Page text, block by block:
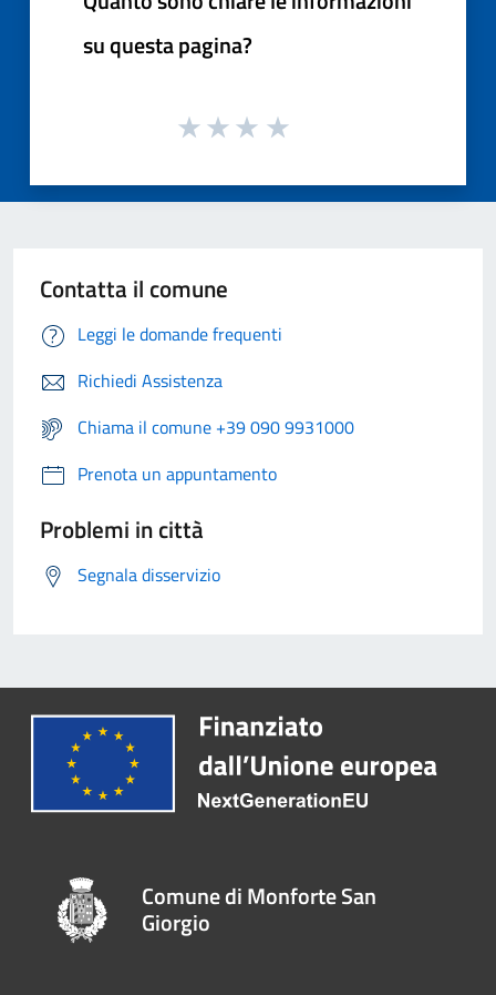
su questa pagina?
Contatta il comune
Leggi le domande frequenti
Richiedi Assistenza
Chiama il comune +39 090 9931000
Prenota un appuntamento
Problemi in città
Segnala disservizio
Comune di Monforte San
Giorgio